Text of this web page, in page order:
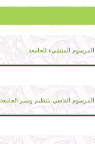
المرسوم المنشيء للجامعة
المرسوم القاضي بتنظيم وسير الجامعة